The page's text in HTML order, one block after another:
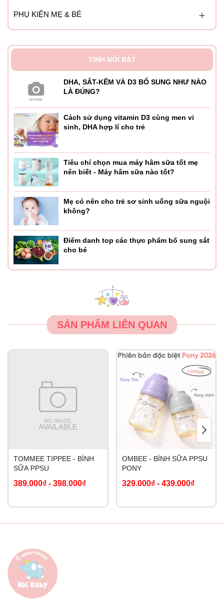
PHỤ KIỆN MẸ & BÉ
TINH NỔI BẬT
DHA, SẮT-KẼM VÀ D3 BỔ SUNG NHƯ NÀO
LÀ ĐÚNG?
Cách sử dụng vitamin D3 cùng men vi
sinh, DHA hợp lí cho trẻ
Tiêu chí chọn mua máy hâm sữa tốt mẹ
nên biết - Máy hâm sữa nào tốt?
Mẹ có nên cho trẻ sơ sinh uống sữa nguội
không?
Điểm danh top các thực phẩm bổ sung sắt
cho bé
SẢN PHẨM LIÊN QUAN
TOMMEE TIPPEE - BÌNH
SỮA PPSU
389.000₫ - 398.000₫
OMBEE - BÌNH SỮA PPSU
PONY
329.000₫- 439.000₫